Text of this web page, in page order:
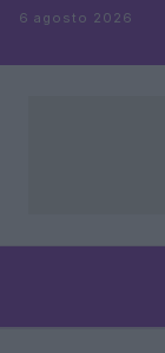
Saltar al contenido
6 agosto 2026